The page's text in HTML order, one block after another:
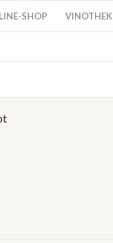
SHOP VINOTHEK